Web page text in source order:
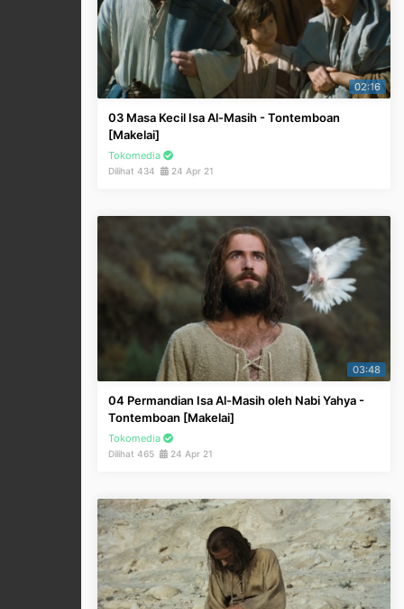
02:16
03 Masa Kecil Isa Al-Masih - Tontemboan
[Makelai]
Tokomedia
Dilihat 434 24 Apr 21
03:48
04 Permandian Isa Al-Masih oleh Nabi Yahya -
Tontemboan [Makelai]
Tokomedia
Dilihat 465 24 Apr 21